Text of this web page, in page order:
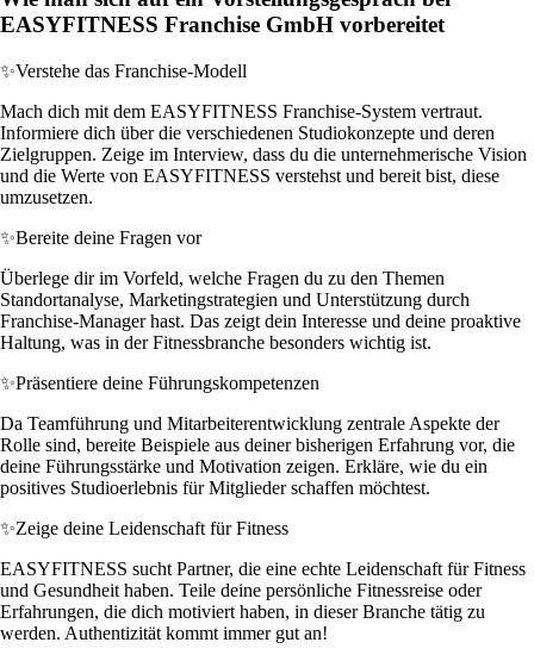
EASYFITNESS Franchise GmbH vorbereitet
✨Verstehe das Franchise-Modell
Mach dich mit dem EASYFITNESS Franchise-System vertraut.
Informiere dich über die verschiedenen Studiokonzepte und deren
Zielgruppen. Zeige im Interview, dass du die unternehmerische Vision
und die Werte von EASYFITNESS verstehst und bereit bist, diese
umzusetzen.
✨Bereite deine Fragen vor
Überlege dir im Vorfeld, welche Fragen du zu den Themen
Standortanalyse, Marketingstrategien und Unterstützung durch
Franchise-Manager hast. Das zeigt dein Interesse und deine proaktive
Haltung, was in der Fitnessbranche besonders wichtig ist.
✨Präsentiere deine Führungskompetenzen
Da Teamführung und Mitarbeiterentwicklung zentrale Aspekte der
Rolle sind, bereite Beispiele aus deiner bisherigen Erfahrung vor, die
deine Führungsstärke und Motivation zeigen. Erkläre, wie du ein
positives Studioerlebnis für Mitglieder schaffen möchtest.
✨Zeige deine Leidenschaft für Fitness
EASYFITNESS sucht Partner, die eine echte Leidenschaft für Fitness
und Gesundheit haben. Teile deine persönliche Fitnessreise oder
Erfahrungen, die dich motiviert haben, in dieser Branche tätig zu
werden. Authentizität kommt immer gut an!